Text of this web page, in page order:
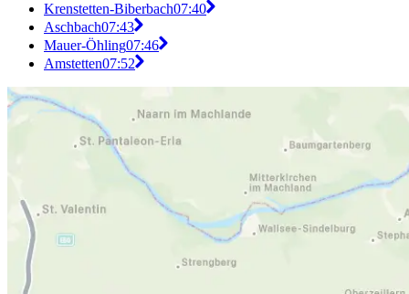
Krenstetten-Biberbach07:40
Aschbach07:43
Mauer-Öhling07:46
Amstetten07:52